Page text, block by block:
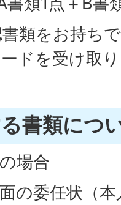
類をお持ち
ドを受け取
書類につ
場合
の委任状（